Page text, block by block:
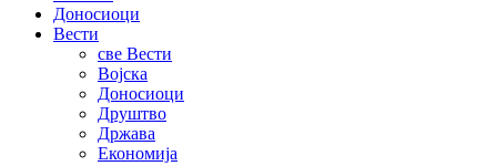
Доносиоци
Вести
све Вести
Војска
Доносиоци
Друштво
Држава
Економија